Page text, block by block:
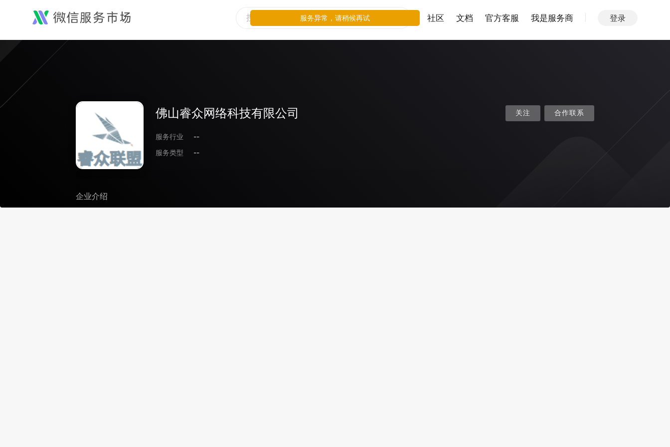
社区 文档 官方客服 我是服务商 登录
佛山睿众网络科技有限公司
服务行业
--
服务类型
--
关注 合作联系
企业介绍
服务异常，请稍候再试